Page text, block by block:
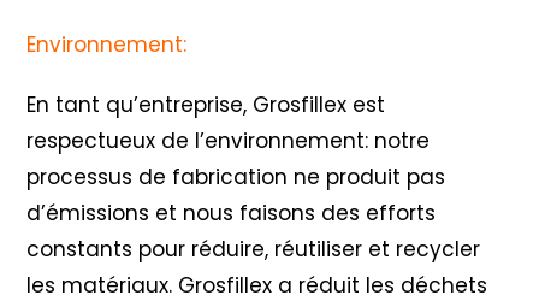
Environnement:
En tant qu’entreprise, Grosfillex est
respectueux de l’environnement: notre
processus de fabrication ne produit pas
d’émissions et nous faisons des efforts
constants pour réduire, réutiliser et recycler
les matériaux. Grosfillex a réduit les déchets